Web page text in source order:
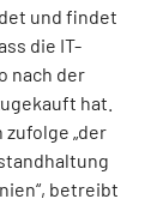
und findet
die IT-
nach der
hat.
„der
betreibt